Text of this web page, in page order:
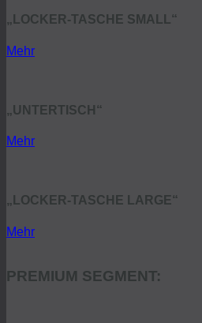
„LOCKER-TASCHE SMALL“
Mehr
„UNTERTISCH“
Mehr
„LOCKER-TASCHE LARGE“
Mehr
PREMIUM SEGMENT: